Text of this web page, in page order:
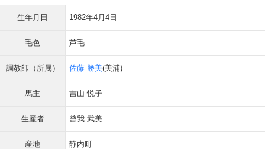
生年月日 1982年4月4日
毛色 芦毛
調教師（所属） 佐藤 勝美(美浦)
馬主 吉山 悦子
生産者 曾我 武美
産地 静内町